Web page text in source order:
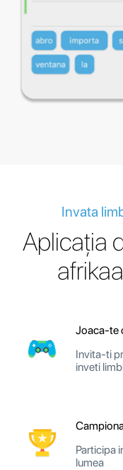
Invata
Aplicația
Joaca-te
Invita-ti
inveti
Participa
lumea